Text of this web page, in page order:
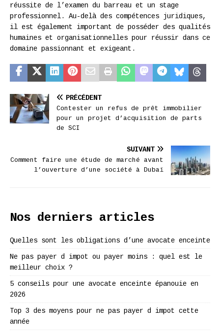
réussite de l’examen du barreau et un stage
professionnel. Au-delà des compétences juridiques,
il est également important de posséder des qualités
humaines et organisationnelles pour réussir dans ce
domaine passionnant et exigeant.
PRÉCÉDENT
Contester un refus de prêt immobilier
pour un projet d’acquisition de parts
de SCI
SUIVANT
Comment faire une étude de marché avant
l’ouverture d’une société à Dubaï
Nos derniers articles
Quelles sont les obligations d’une avocate enceinte
Ne pas payer d impot ou payer moins : quel est le
meilleur choix ?
5 conseils pour une avocate enceinte épanouie en
2026
Top 3 des moyens pour ne pas payer d impot cette
année